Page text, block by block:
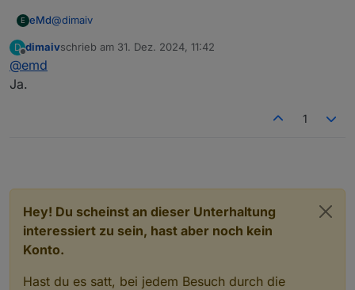
setzen (2)
P.S.: Falls der Stick im Windows nicht erkannt wird,
https://www.makershop.de/ch340-341-usb-installieren/
E eMd@dimaiv
Kann man den Stick auch als Router einsetzen?
D
Offline
dimaivschrieb am 31. Dez. 2024, 11:42
zuletzt editiert von
@emd
Ja.
1
Hey! Du scheinst an dieser Unterhaltung
interessiert zu sein, hast aber noch kein
Konto.
Hast du es satt, bei jedem Besuch durch die